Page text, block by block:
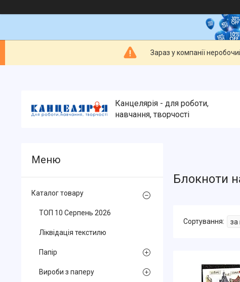
Зараз у компанії
Канцелярія - для роботи,
навчання, творчості
Блокноти
Каталог товару
ТОП 10 Серпень 2026
Ліквідація текстилю
Папір
Вироби з паперу